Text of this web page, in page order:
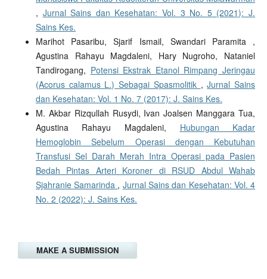
, Jurnal Sains dan Kesehatan: Vol. 3 No. 5 (2021): J.
Sains Kes.
Marihot Pasaribu, Sjarif Ismail, Swandari Paramita ,
Agustina Rahayu Magdaleni, Hary Nugroho, Nataniel
Tandirogang, Potensi Ekstrak Etanol Rimpang Jeringau
(Acorus calamus L.) Sebagai Spasmolitik ,Jurnal Sains
dan Kesehatan: Vol. 1 No. 7 (2017): J. Sains Kes.
M. Akbar Rizqullah Rusydi, Ivan Joalsen Manggara Tua,
Agustina Rahayu Magdaleni, Hubungan Kadar
Hemoglobin Sebelum Operasi dengan Kebutuhan
Transfusi Sel Darah Merah Intra Operasi pada Pasien
Bedah Pintas Arteri Koroner di RSUD Abdul Wahab
Sjahranie Samarinda , Jurnal Sains dan Kesehatan: Vol. 4
No. 2 (2022): J. Sains Kes.
MAKE A SUBMISSION